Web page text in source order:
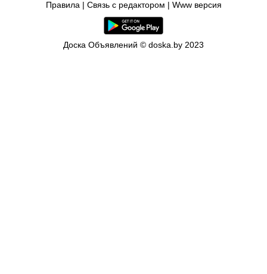
Правила Связь с редактором Www версия
Доска Объявлений © doska.by 2023